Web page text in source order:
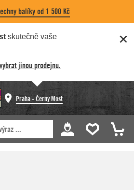
balíky od 1 500 Kč
skutečně vaše
jinou prodejnu.
Praha - Černý Most